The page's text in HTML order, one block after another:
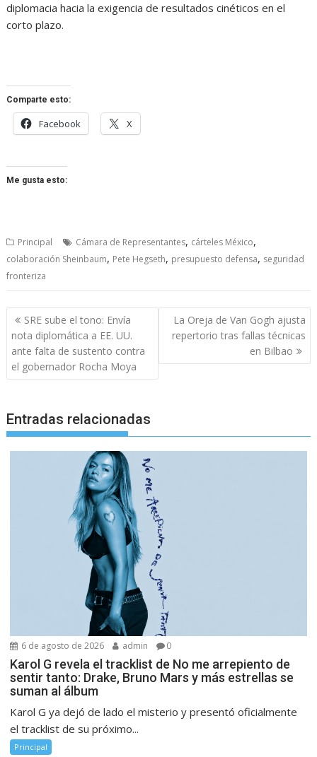
diplomacia hacia la exigencia de resultados cinéticos en el
corto plazo.
Comparte esto:
Facebook X
Me gusta esto:
Principal Cámara de Representantes, cárteles México,
colaboración Sheinbaum, Pete Hegseth, presupuesto defensa, seguridad
fronteriza
Navegación
de
entradas
SRE sube el tono: Envía
nota diplomática a EE. UU.
ante falta de sustento contra
el gobernador Rocha Moya
La Oreja de Van Gogh ajusta
repertorio tras fallas técnicas
en Bilbao
Entradas relacionadas
6 de agosto de 2026 admin 0
Karol G revela el tracklist de No me arrepiento de
sentir tanto: Drake, Bruno Mars y más estrellas se
suman al álbum
Karol G ya dejó de lado el misterio y presentó oficialmente
el tracklist de su próximo...
Principal